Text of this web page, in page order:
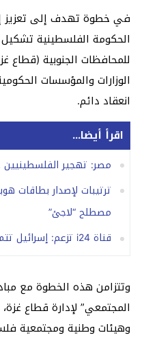
في خطوة تهدف إلى تعزيز
الحكومة الفلسطينية
للمحافظات الجنوبية (قطاع
الوزارات والمؤسسات
انعقاد دائم.
اقرأ أيضا...
مصر: تهجير
ترتيبات لإصدار بطاقات
مصطلح “لاجئ”
قناة i24 تزعم: إسرائيل تتمركز داخل الخط الأصفر الأصلي
وتتزامن هذه الخطوة مع
المجتمعي” لإدارة قطاع
وهيئات وطنية ومجتمعية